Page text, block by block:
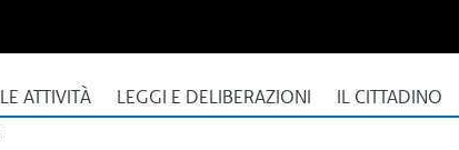
LE ATTIVITÀ LEGGI E DELIBERAZIONI IL CITTADINO